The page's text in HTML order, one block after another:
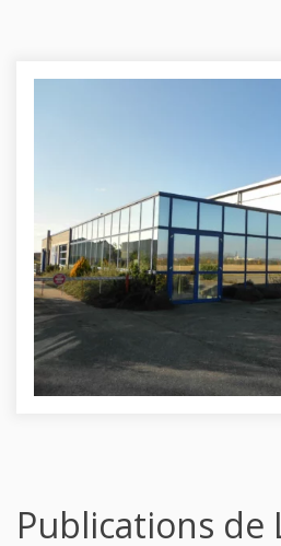
Publications de